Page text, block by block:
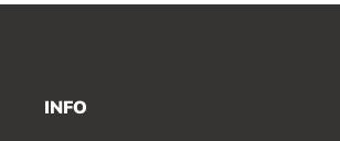
INFO